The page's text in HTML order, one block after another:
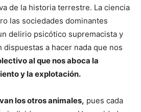
de la historia terrestre. La ciencia
las sociedades dominantes
delirio psicótico supremacista y
dispuestas a hacer nada que nos
al que nos aboca la
y la explotación.
los otros animales, pues cada